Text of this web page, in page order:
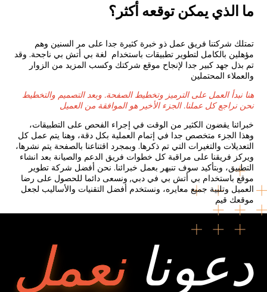
ما الذي يمكن توقعه أكثر؟
تمتلك شركتنا فريق عمل ذو خبرة كثيرة جدا على مر السنين وهم
مؤهلين بالكامل لتطوير تطبيقات باستخدام لغة بي أتش بي ناجحة. وقد
تم بذل جهد كبير جدا لإنجاح موقع شركتك وكسب المزيد من الزوار
والعملاء المحتملين
هنا نبدأ العمل على الترميز وتخطيط الصفحة. وبعد التصميم والتخطيط
نحن نراجع كل عملنا. الجزء الأخير هو الموافقة من العميل
خبرائنا يقضون الكثير من الوقت في إجراء الفحص على التطبيقات،
وهذا الجزء متخصص جدا في إتمام العملية بكل دقة، وهنا يتم عمل كل
التعديلات والتغيرات التي تم ذكرها. وبمجرد اقتناعنا بالصفحة يتم نشرها،
ويركز فريقنا على مراقبة كل خطوات فريق الدعم والصيانة بعد انشاء
التطبيق، وبتأكيد سوف تنبهر بعمل خبرائنا. نحن أفضل شركة تطوير
موقع باستخدام بي أتش بي في دبي, ونسعى دائما للحصول على رضا
العميل وتلبية جميع معايره، ونستخدم أفضل التقنيات والأساليب لجعل
موقعك قيم
دعونانعمل